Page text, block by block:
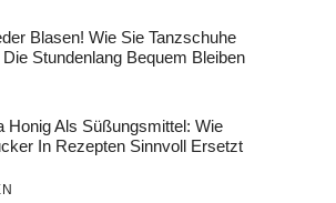
Blasen! Wie Sie Tanzschuhe
Die Stundenlang Bequem Bleiben
Honig Als Süßungsmittel: Wie
In Rezepten Sinnvoll Ersetzt